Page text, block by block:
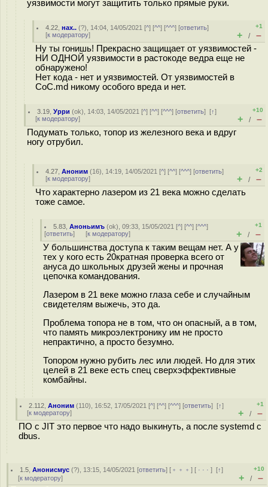
уязвимости могут защитить только прямые руки.
4.22 ,нах.. (?), 14:04, 14/05/2021 [^] [^^] [^^^] [ответить]
[к модератору]
+1
+ / –
Ну ты гонишь! Прекрасно защищает от уязвимостей -
НИ ОДНОЙ уязвимости в растокоде ведра еще не
обнаружено!
Нет кода - нет и уязвимостей. От уязвимостей в
CoC.md никому особого вреда и нет.
3.19 ,Урри (ok), 14:03, 14/05/2021 [^] [^^] [^^^] [ответить][↑]
[к модератору]
+10
+ / –
Подумать только, топор из железного века и вдруг
ногу отрубил.
4.27 ,Аноним (16), 14:19, 14/05/2021 [^] [^^] [^^^] [ответить]
[к модератору]
+2
+ / –
Что характерно лазером из 21 века можно сделать
тоже самое.
5.83 ,Аноньимъ (ok), 09:33, 15/05/2021 [^] [^^] [^^^]
[ответить] [к модератору]
+1
+ / –
У большинства доступа к таким вещам нет. А у
тех у кого есть 20кратная проверка всего от
ануса до школьных друзей жены и прочная
цепочка командования.
Лазером в 21 веке можно глаза себе и случайным
свидетелям выжечь, это да.
Проблема топора не в том, что он опасный, а в том,
что память микроэлектронику им не просто
непрактично, а просто безумно.
Топором нужно рубить лес или людей. Но для этих
целей в 21 веке есть спец сверхэффективные
комбайны.
2.112 ,Аноним (110), 16:52, 17/05/2021 [^] [^^] [^^^] [ответить][↑]
[к модератору]
+1
+ / –
ПО с JIT это первое что надо выкинуть, а после systemd с
dbus.
1.5 ,Анонисмус (?), 13:15, 14/05/2021 [ответить] [ ﹢﹢﹢] [ · · ·][↑]
[к модератору]
+10
+ / –